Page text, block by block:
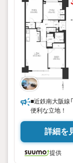
■近鉄南大阪線
便利な立地！
詳細を
提供